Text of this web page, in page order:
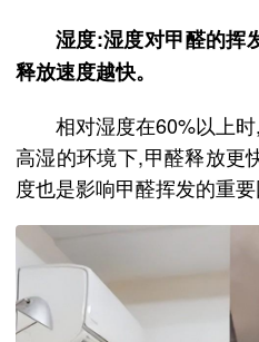
湿度:‌湿度对甲醛的挥
释放速度越快。‌
相对湿度在60%以上
高湿的环境下,‌甲醛释放更
度也是影响甲醛挥发的重要